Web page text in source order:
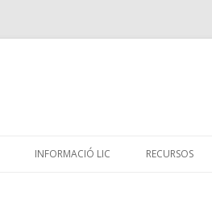
to
INFORMACIÓ LIC RECURSOS